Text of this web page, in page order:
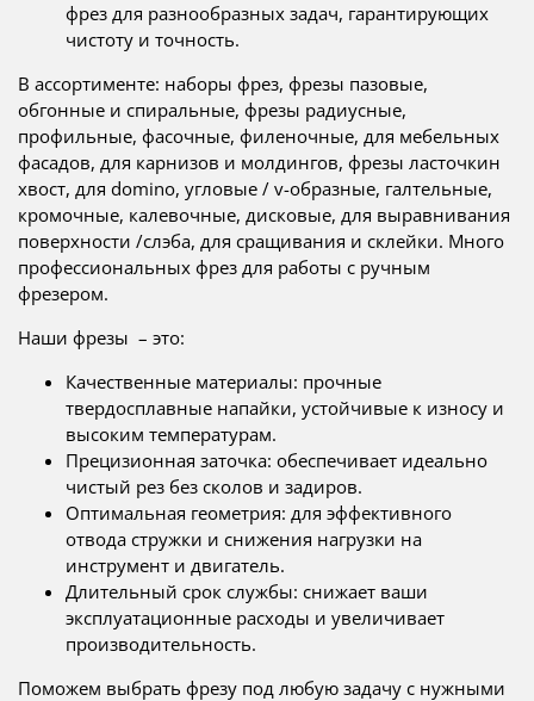
фрез для разнообразных задач, гарантирующих
чистоту и точность.
В ассортименте: наборы фрез, фрезы пазовые,
обгонные и спиральные, фрезы радиусные,
профильные, фасочные, филеночные, для мебельных
фасадов, для карнизов и молдингов, фрезы ласточкин
хвост, для domino, угловые / v-образные, галтельные,
кромочные, калевочные, дисковые, для выравнивания
поверхности /слэба, для сращивания и склейки. Много
профессиональных фрез для работы с ручным
фрезером.
Наши фрезы – это:
Качественные материалы: прочные
твердосплавные напайки, устойчивые к износу и
высоким температурам.
Прецизионная заточка: обеспечивает идеально
чистый рез без сколов и задиров.
Оптимальная геометрия: для эффективного
отвода стружки и снижения нагрузки на
инструмент и двигатель.
Длительный срок службы: снижает ваши
эксплуатационные расходы и увеличивает
производительность.
Поможем выбрать фрезу под любую задачу с нужными